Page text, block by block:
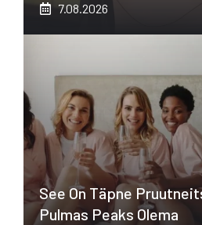
7.08.2026
See On Täpne
Pulmas Peaks Olema